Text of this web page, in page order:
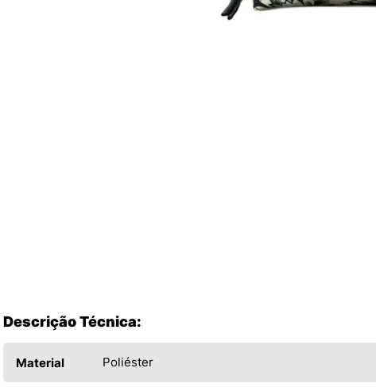
Descrição Técnica:
Material Poliéster